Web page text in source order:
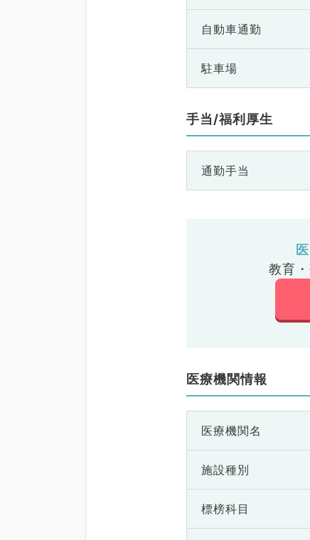
自動車通勤
駐車場
手当/福利厚生
通勤手当
教育
医療機関情報
医療機関名
施設種別
標榜科目